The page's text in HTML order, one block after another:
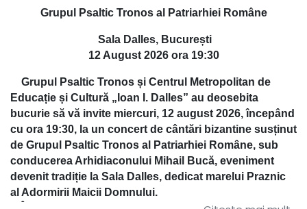
Grupul Psaltic Tronos al Patriarhiei Române
Sala Dalles, București
12 August 2026 ora 19:30
Grupul Psaltic Tronos și Centrul Metropolitan de
Educație și Cultură „Ioan I. Dalles” au deosebita
bucurie să vă invite miercuri, 12 august 2026, începând
cu ora 19:30, la un concert de cântări bizantine susținut
de Grupul Psaltic Tronos al Patriarhiei Române, sub
conducerea Arhidiaconului Mihail Bucă, eveniment
devenit tradiție la Sala Dalles, dedicat marelui Praznic
al Adormirii Maicii Domnului.